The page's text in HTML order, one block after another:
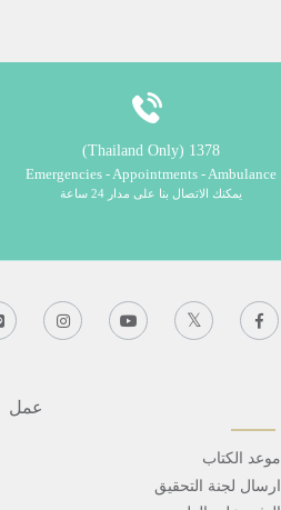
1378 (Thailand Only)
Emergencies - Appointments - Ambulance
يمكنك الاتصال بنا على مدار 24 ساعة
عمل
موعد الكتاب
ارسال لجنة التحقيق